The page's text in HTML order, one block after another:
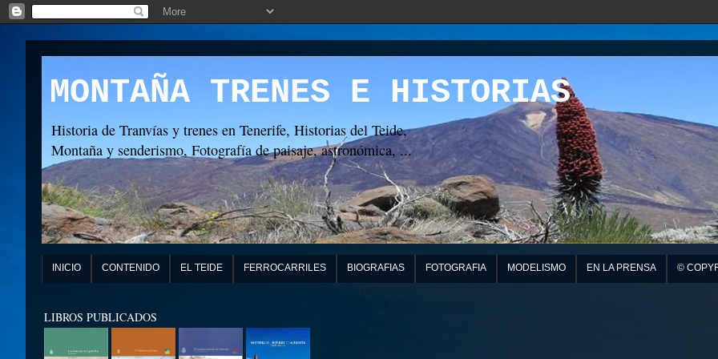
MONTAÑA TRENES E HISTORIAS
Historia de Tranvías y trenes en Tenerife, Historias del Teide,
Montaña y senderismo, Fotografía de paisaje, astronómica, ...
INICIO CONTENIDO EL TEIDE FERROCARRILES BIOGRAFIAS FOTOGRAFIA MODELISMO EN LA PRENSA ©
LIBROS PUBLICADOS